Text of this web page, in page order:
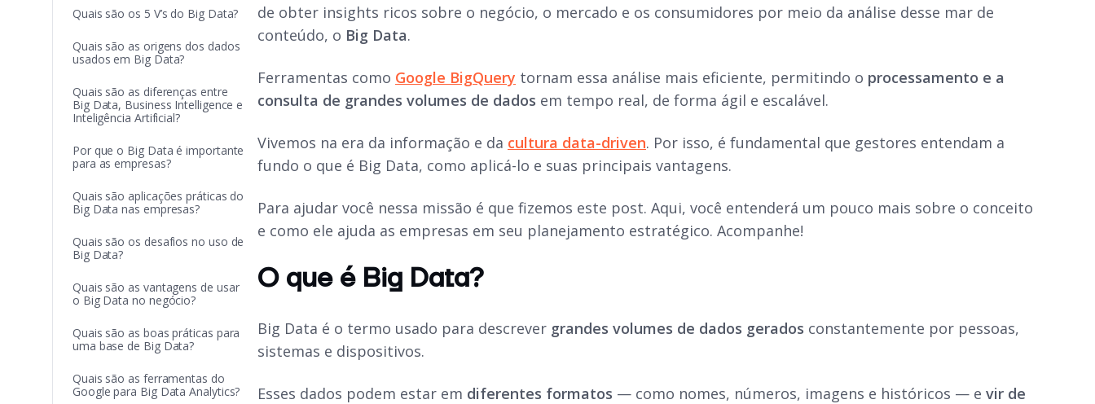
Quais são os 5 V’s do Big Data?
Quais são as origens dos dados
usados em Big Data?
Quais são as diferenças entre
Big Data, Business Intelligence e
Inteligência Artificial?
Por que o Big Data é importante
para as empresas?
Quais são aplicações práticas do
Big Data nas empresas?
Quais são os desafios no uso de
Big Data?
Quais são as vantagens de usar
o Big Data no negócio?
Quais são as boas práticas para
uma base de Big Data?
Quais são as ferramentas do
Google para Big Data Analytics?
de obter insights ricos sobre o negócio, o mercado e os consumidores por meio da análise desse mar de
conteúdo, o Big Data.
Ferramentas como Google BigQuery tornam essa análise mais eficiente, permitindo o processamento e a
consulta de grandes volumes de dados em tempo real, de forma ágil e escalável.
Vivemos na era da informação e da cultura data-driven. Por isso, é fundamental que gestores entendam a
fundo o que é Big Data, como aplicá-lo e suas principais vantagens.
Para ajudar você nessa missão é que fizemos este post. Aqui, você entenderá um pouco mais sobre o conceito
e como ele ajuda as empresas em seu planejamento estratégico. Acompanhe!
O que é Big Data?
Big Data é o termo usado para descrever grandes volumes de dados gerados constantemente por pessoas,
sistemas e dispositivos.
Esses dados podem estar em diferentes formatos — como nomes, números, imagens e históricos — e vir de